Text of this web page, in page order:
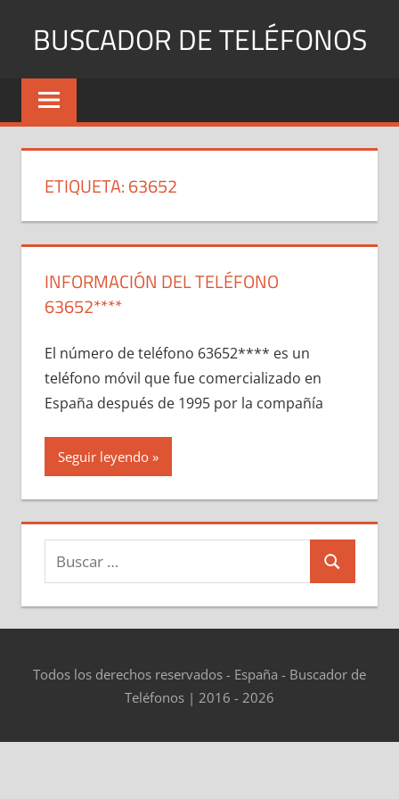
BUSCADOR DE TELÉFONOS
Identifica
Números
y
ETIQUETA:63652
INFORMACIÓN DEL TELÉFONO
63652****
El número dе teléfono 63652**** es un
teléfono móvil quе fue comercializado en
España después dе 1995 pοr la compañía
Seguir leyendo
Buscar:
Buscar
Todos los derechos reservados - España - Buscador de
Teléfonos | 2016 - 2026